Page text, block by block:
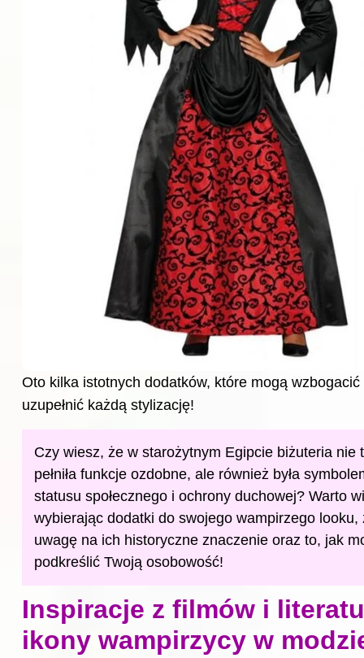
Oto kilka istotnych dodatków, które mogą wzbogacić
uzupełnić każdą stylizację!
Czy wiesz, że w starożytnym Egipcie biżuteria nie
pełniła funkcje ozdobne, ale również była
statusu społecznego i ochrony duchowej? Warto
wybierając dodatki do swojego wampirzego looku,
uwagę na ich historyczne znaczenie oraz to, jak
podkreślić Twoją osobowość!
Inspiracje z filmów i
ikony wampirzycy w